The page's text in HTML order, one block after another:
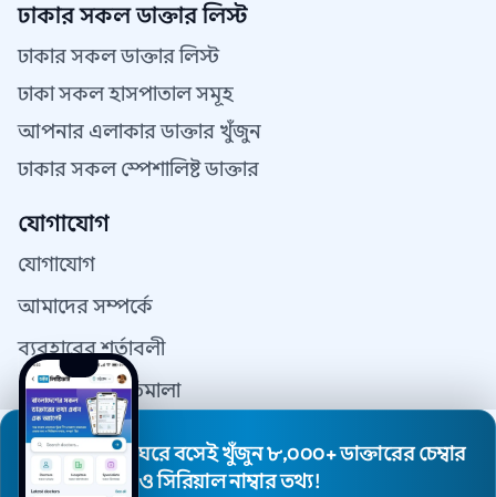
ঢাকার সকল ডাক্তার লিস্ট
ঢাকার সকল ডাক্তার লিস্ট
ঢাকা সকল হাসপাতাল সমূহ
আপনার এলাকার ডাক্তার খুঁজুন
ঢাকার সকল স্পেশালিষ্ট ডাক্তার
যোগাযোগ
যোগাযোগ
আমাদের সম্পর্কে
ব্যবহারের শর্তাবলী
গোপনীয়তা নীতিমালা
যোগাযোগ
ডাক্তার রেজিস্ট্রেশন
ঘরে বসেই খুঁজুন ৮,০০০+ ডাক্তারের চেম্বার
ও সিরিয়াল নাম্বার তথ্য!